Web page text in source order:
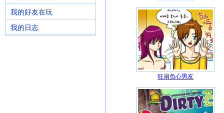
我的好友在玩
我的日志
狂扇负心男友